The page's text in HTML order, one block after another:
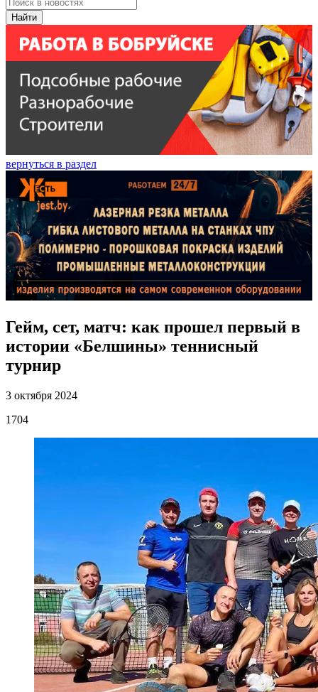
Найти
вернуться в раздел
Гейм, сет, матч: как прошел первый в
истории «Белшины» теннисный
турнир
3 октября 2024
1704